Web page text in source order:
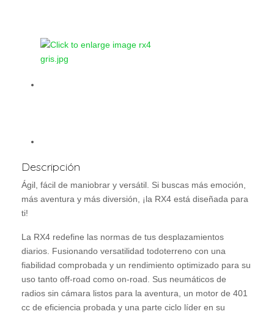
Descripción
Ágil, fácil de maniobrar y versátil. Si buscas más emoción,
más aventura y más diversión, ¡la RX4 está diseñada para
ti!
La RX4 redefine las normas de tus desplazamientos
diarios. Fusionando versatilidad todoterreno con una
fiabilidad comprobada y un rendimiento optimizado para su
uso tanto off-road como on-road. Sus neumáticos de
radios sin cámara listos para la aventura, un motor de 401
cc de eficiencia probada y una parte ciclo líder en su